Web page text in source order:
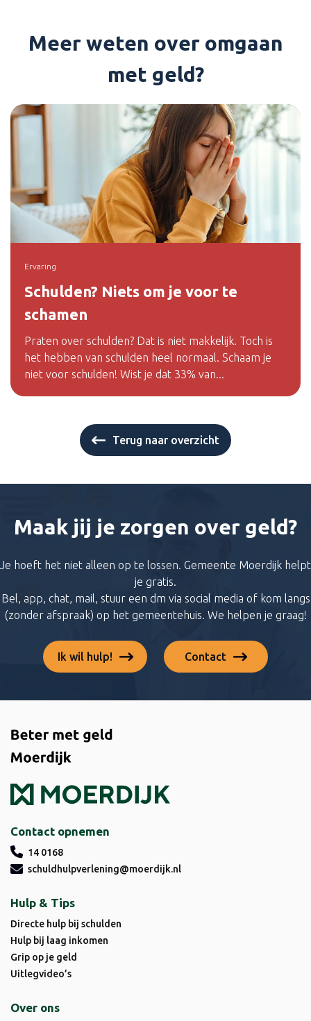
Meer weten over omgaan
met geld?
Ervaring
Schulden? Niets om je voor te
schamen
Praten over schulden? Dat is niet makkelijk. Toch is
het hebben van schulden heel normaal. Schaam je
niet voor schulden! Wist je dat 33% van...
Terug naar overzicht
Maak jij je zorgen over geld?
Je hoeft het niet alleen op te lossen. Gemeente Moerdijk helpt
je gratis.
Bel, app, chat, mail, stuur een dm via social media of kom langs
(zonder afspraak) op het gemeentehuis. We helpen je graag!
Ik wil hulp! Contact
Contact opnemen
14 0168
schuldhulpverlening@moerdijk.nl
Hulp & Tips
Directe hulp bij schulden
Hulp bij laag inkomen
Grip op je geld
Uitlegvideo’s
Over ons